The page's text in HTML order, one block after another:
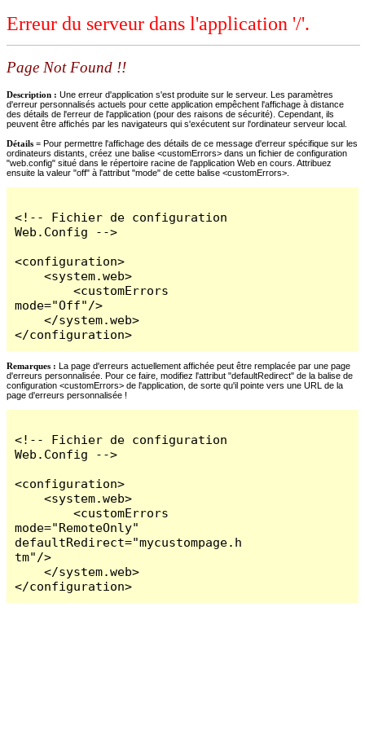
Erreur du serveur dans l'application '/'.
Page Not Found !!
Description : Une erreur d'application s'est produite sur le serveur. Les paramètres
d'erreur personnalisés actuels pour cette application empêchent l'affichage à distance
des détails de l'erreur de l'application (pour des raisons de sécurité). Cependant, ils
peuvent être affichés par les navigateurs qui s'exécutent sur l'ordinateur serveur local.
Détails = Pour permettre l'affichage des détails de ce message d'erreur spécifique sur les
ordinateurs distants, créez une balise <customErrors> dans un fichier de configuration
"web.config" situé dans le répertoire racine de l'application Web en cours. Attribuez
ensuite la valeur "off" à l'attribut "mode" de cette balise <customErrors>.
<!-- Fichier de configuration
Web.Config -->
<configuration>
    <system.web>
        <customErrors
mode="Off"/>
    </system.web>
</configuration>
Remarques : La page d'erreurs actuellement affichée peut être remplacée par une page
d'erreurs personnalisée. Pour ce faire, modifiez l'attribut "defaultRedirect" de la balise de
configuration <customErrors> de l'application, de sorte qu'il pointe vers une URL de la
page d'erreurs personnalisée !
<!-- Fichier de configuration
Web.Config -->
<configuration>
    <system.web>
        <customErrors
mode="RemoteOnly"
defaultRedirect="mycustompage.h
tm"/>
    </system.web>
</configuration>